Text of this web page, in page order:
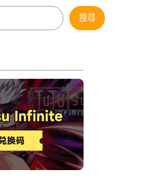
搜尋